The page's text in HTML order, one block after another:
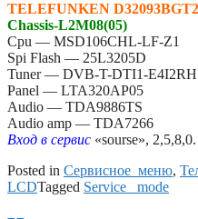
TELEFUNKEN
Chassis-L2M08(05)
Cpu — MSD106CHL-LF-Z1
Spi Flash — 25L3205D
Tuner — DVB-T-DTI1-E4I2RH
Panel — LTA320AP05
Audio — TDA9886TS
Audio amp — TDA7266
Вход в сервис «sourse», 2,5,8,0.
Posted in Сервисное_меню,
LCDTagged Service _mode